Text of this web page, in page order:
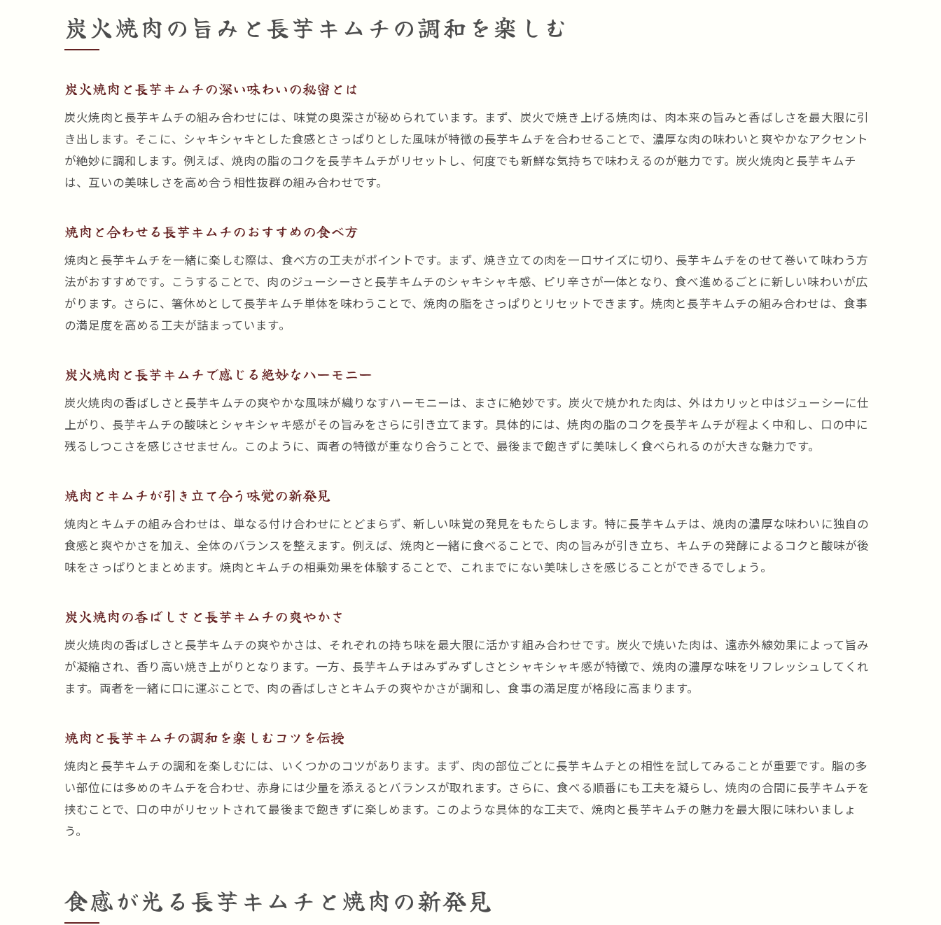
焼肉と長芋キムチを手軽に味わう方法を解説
焼肉と長芋キムチの美味しい組み合わせとは
焼肉をより引き立てる長芋キムチの魅力とは
焼肉と長芋キムチの美味しさを最大限に引き出す方法
焼肉と長芋キムチで楽しむバランスの良い食事
焼肉シーンで活躍する長芋キムチの選び方
焼肉と長芋キムチの相性を探る楽しみ
焼肉と長芋キムチで食卓が華やぐ理由
焼肉の合間に楽しむ長芋キムチの活用術
焼肉好きにおすすめの長芋キムチの味わい方
焼肉と長芋キムチで日常の食事を格上げ
炭火焼肉の旨みと長芋キムチの調和を楽しむ
炭火焼肉と長芋キムチの深い味わいの秘密とは
炭火焼肉と長芋キムチの組み合わせには、味覚の奥深さが秘められています。まず、炭火で焼き上げる焼肉は、肉本来の旨みと香ばしさを最大限に引
き出します。そこに、シャキシャキとした食感とさっぱりとした風味が特徴の長芋キムチを合わせることで、濃厚な肉の味わいと爽やかなアクセント
が絶妙に調和します。例えば、焼肉の脂のコクを長芋キムチがリセットし、何度でも新鮮な気持ちで味わえるのが魅力です。炭火焼肉と長芋キムチ
は、互いの美味しさを高め合う相性抜群の組み合わせです。
焼肉と合わせる長芋キムチのおすすめの食べ方
焼肉と長芋キムチを一緒に楽しむ際は、食べ方の工夫がポイントです。まず、焼き立ての肉を一口サイズに切り、長芋キムチをのせて巻いて味わう方
法がおすすめです。こうすることで、肉のジューシーさと長芋キムチのシャキシャキ感、ピリ辛さが一体となり、食べ進めるごとに新しい味わいが広
がります。さらに、箸休めとして長芋キムチ単体を味わうことで、焼肉の脂をさっぱりとリセットできます。焼肉と長芋キムチの組み合わせは、食事
の満足度を高める工夫が詰まっています。
炭火焼肉と長芋キムチで感じる絶妙なハーモニー
炭火焼肉の香ばしさと長芋キムチの爽やかな風味が織りなすハーモニーは、まさに絶妙です。炭火で焼かれた肉は、外はカリッと中はジューシーに仕
上がり、長芋キムチの酸味とシャキシャキ感がその旨みをさらに引き立てます。具体的には、焼肉の脂のコクを長芋キムチが程よく中和し、口の中に
残るしつこさを感じさせません。このように、両者の特徴が重なり合うことで、最後まで飽きずに美味しく食べられるのが大きな魅力です。
焼肉とキムチが引き立て合う味覚の新発見
焼肉とキムチの組み合わせは、単なる付け合わせにとどまらず、新しい味覚の発見をもたらします。特に長芋キムチは、焼肉の濃厚な味わいに独自の
食感と爽やかさを加え、全体のバランスを整えます。例えば、焼肉と一緒に食べることで、肉の旨みが引き立ち、キムチの発酵によるコクと酸味が後
味をさっぱりとまとめます。焼肉とキムチの相乗効果を体験することで、これまでにない美味しさを感じることができるでしょう。
炭火焼肉の香ばしさと長芋キムチの爽やかさ
炭火焼肉の香ばしさと長芋キムチの爽やかさは、それぞれの持ち味を最大限に活かす組み合わせです。炭火で焼いた肉は、遠赤外線効果によって旨み
が凝縮され、香り高い焼き上がりとなります。一方、長芋キムチはみずみずしさとシャキシャキ感が特徴で、焼肉の濃厚な味をリフレッシュしてくれ
ます。両者を一緒に口に運ぶことで、肉の香ばしさとキムチの爽やかさが調和し、食事の満足度が格段に高まります。
焼肉と長芋キムチの調和を楽しむコツを伝授
焼肉と長芋キムチの調和を楽しむには、いくつかのコツがあります。まず、肉の部位ごとに長芋キムチとの相性を試してみることが重要です。脂の多
い部位には多めのキムチを合わせ、赤身には少量を添えるとバランスが取れます。さらに、食べる順番にも工夫を凝らし、焼肉の合間に長芋キムチを
挟むことで、口の中がリセットされて最後まで飽きずに楽しめます。このような具体的な工夫で、焼肉と長芋キムチの魅力を最大限に味わいましょ
う。
食感が光る長芋キムチと焼肉の新発見